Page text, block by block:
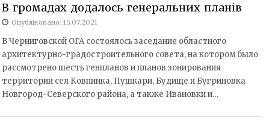
В громадах додалось генеральних планів
Опубліковано: 15.07.2021
В Черниговской ОГА состоялось заседание областного
архитектурно-градостроительного совета, на котором было
рассмотрено шесть генпланов и планов зонирования
территории сел Ковпинка, Пушкари, Будище и Бугриновка
Новгород-Северского района, а также Ивановки и…